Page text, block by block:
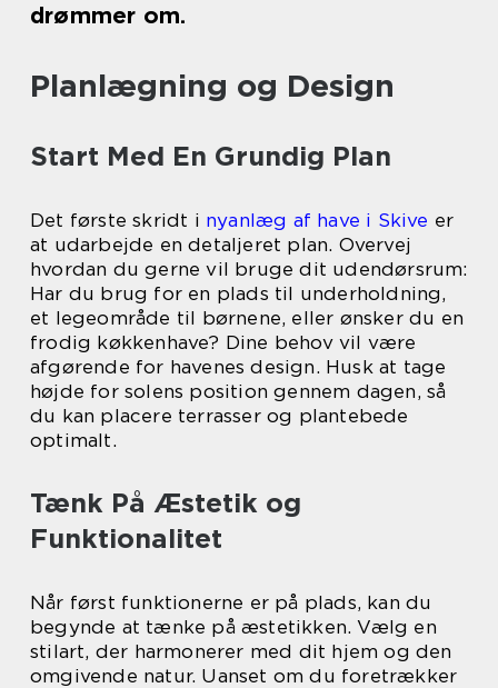
drømmer om.
Planlægning og Design
Start Med En Grundig Plan
Det første skridt i nyanlæg af have i Skive er
at udarbejde en detaljeret plan. Overvej
hvordan du gerne vil bruge dit udendørsrum:
Har du brug for en plads til underholdning,
et legeområde til børnene, eller ønsker du en
frodig køkkenhave? Dine behov vil være
afgørende for havenes design. Husk at tage
højde for solens position gennem dagen, så
du kan placere terrasser og plantebede
optimalt.
Tænk På Æstetik og
Funktionalitet
Når først funktionerne er på plads, kan du
begynde at tænke på æstetikken. Vælg en
stilart, der harmonerer med dit hjem og den
omgivende natur. Uanset om du foretrækker